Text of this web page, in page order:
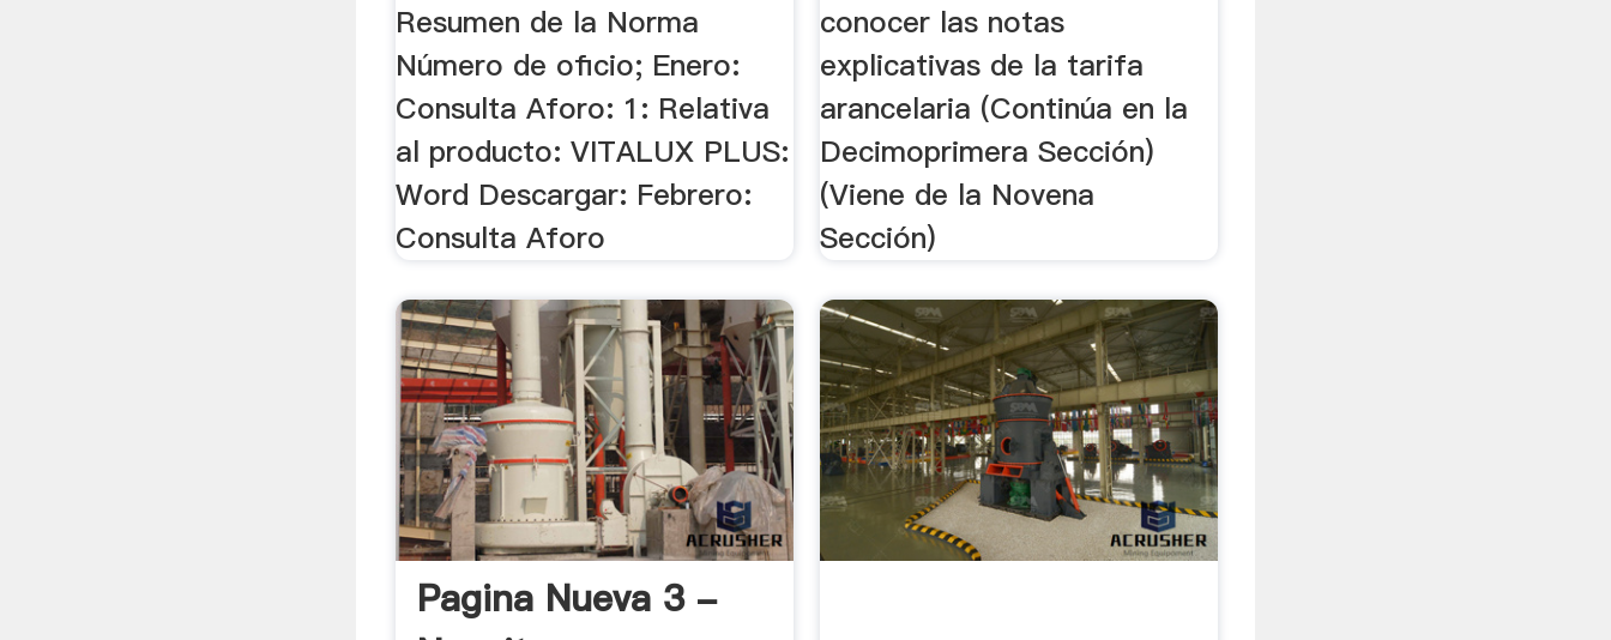
Resumen de la Norma
Número de oficio; Enero:
Consulta Aforo: 1: Relativa
al producto: VITALUX PLUS:
Word Descargar: Febrero:
Consulta Aforo
conocer las notas
explicativas de la tarifa
arancelaria (Continúa en la
Decimoprimera Sección)
(Viene de la Novena
Sección)
Pagina Nueva 3 -